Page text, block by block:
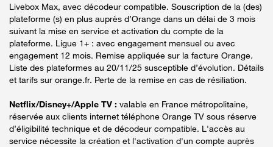
Livebox Max, avec décodeur compatible. Souscription de la (des)
plateforme (s) en plus auprès d’Orange dans un délai de 3 mois
suivant la mise en service et activation du compte de la
plateforme. Ligue 1+ : avec engagement mensuel ou avec
engagement 12 mois. Remise appliquée sur la facture Orange.
Liste des plateformes au 20/11/25 susceptible d’évolution. Détails
et tarifs sur orange.fr. Perte de la remise en cas de résiliation.
Netflix/Disney+/Apple TV : valable en France métropolitaine,
réservée aux clients internet téléphone Orange TV sous réserve
d’éligibilité technique et de décodeur compatible. L'accès au
service nécessite la création et l'activation d'un compte auprès